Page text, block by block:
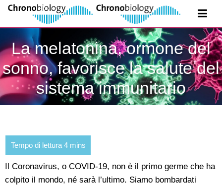
La melatonina, ormone del
sonno, favorisce la salute del
sistema immunitario
Il Coronavirus, o COVID-19, non è il primo germe che ha
colpito il mondo, né sarà l’ultimo. Siamo bombardati